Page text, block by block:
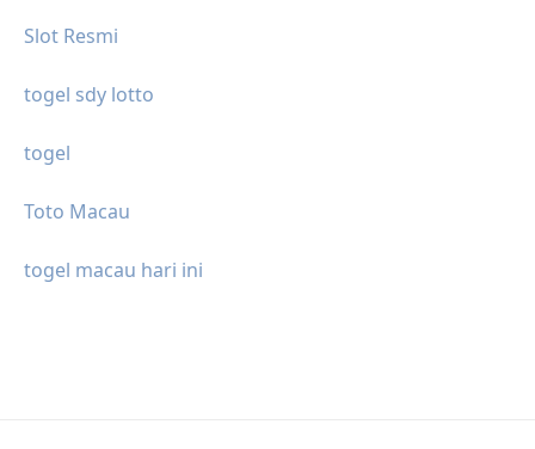
Slot Resmi
togel sdy lotto
togel
Toto Macau
togel macau hari ini